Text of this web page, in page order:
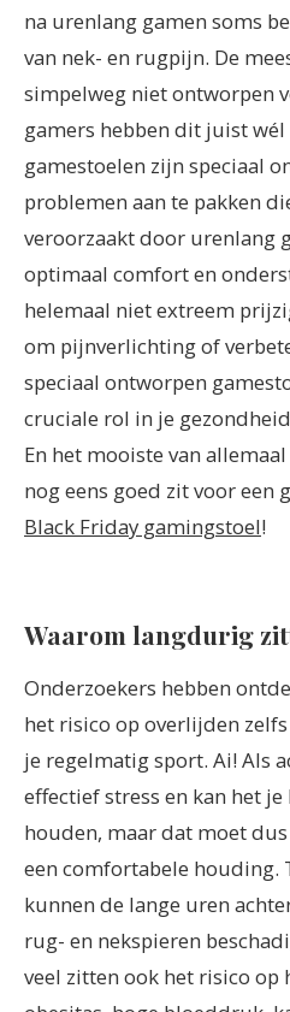
na urenlang gamen soms
van nek- en rugpijn. De
simpelweg niet ontworpen
gamers hebben dit juist
gamestoelen zijn speciaal
problemen aan te pakken
veroorzaakt door urenlang
optimaal comfort en
helemaal niet extreem
om pijnverlichting of
speciaal ontworpen
cruciale rol in je
En het mooiste van
nog eens goed zit voor een
Black Friday gamingstoel!
Waarom langdurig
Onderzoekers hebben
het risico op overlijden
je regelmatig sport. Ai! Als
effectief stress en kan het je
houden, maar dat moet
een comfortabele houding.
kunnen de lange uren
rug- en nekspieren
veel zitten ook het risico op